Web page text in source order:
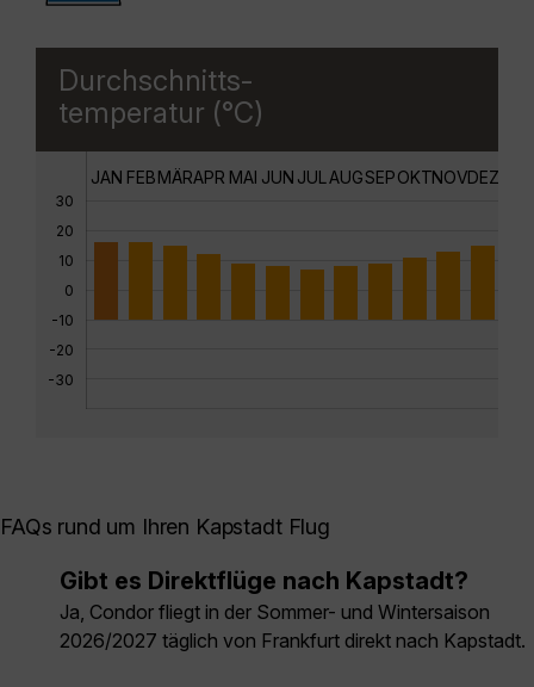
Durchschnitts-
temperatur (°C)
30
20
10
0
-10
-20
-30
JAN FEBMÄRAPR MAI JUN JUL AUGSEPOKTNOVDEZ
FAQs rund um Ihren Kapstadt Flug
Gibt es Direktflüge nach Kapstadt?
Ja, Condor fliegt in der Sommer- und Wintersaison
2026/2027 täglich von Frankfurt direkt nach Kapstadt.